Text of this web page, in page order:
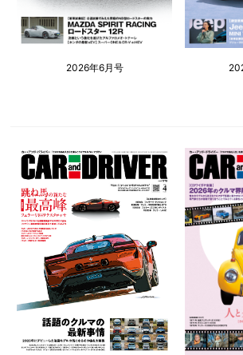
2026年6月号